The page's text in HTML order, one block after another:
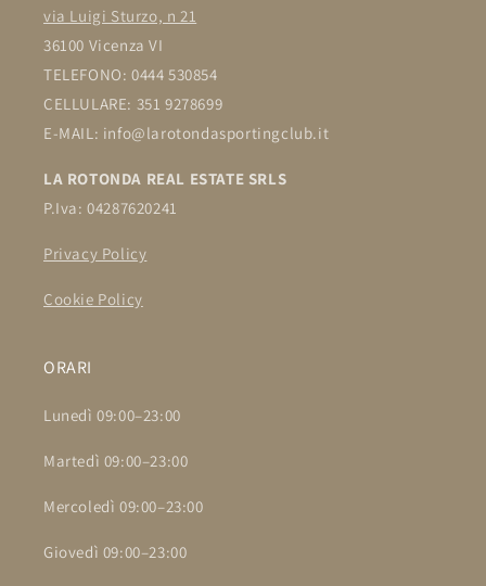
via Luigi Sturzo, n 21
36100 Vicenza VI
TELEFONO: 0444 530854
CELLULARE: 351 9278699
E-MAIL: info@larotondasportingclub.it
LA ROTONDA REAL ESTATE SRLS
P.Iva: 04287620241
Privacy Policy
Cookie Policy
ORARI
Lunedì 09:00–23:00
Martedì 09:00–23:00
Mercoledì 09:00–23:00
Giovedì 09:00–23:00